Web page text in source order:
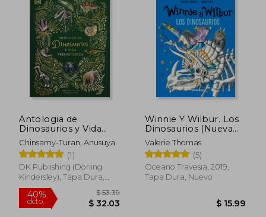
dcto. dcto.
Antologia de
Dinosaurios y Vida
Prehistorica
Chinsamy-Turan, Anusuya
(1)
DK Publishing (Dorling
Kindersley), Tapa Dura,
Nuevo
Winnie Y Wilbur. Los
Dinosaurios (Nueva
Edición)
Valerie Thomas
(5)
Oceano Travesia, 2019,
Tapa Dura, Nuevo